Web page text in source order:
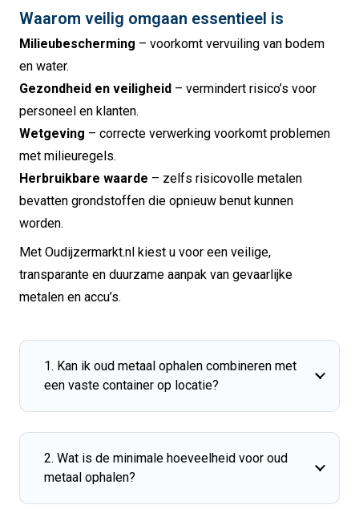
Waarom veilig omgaan essentieel is
Milieubescherming – voorkomt vervuiling van bodem
en water.
Gezondheid en veiligheid – vermindert risico’s voor
personeel en klanten.
Wetgeving – correcte verwerking voorkomt problemen
met milieuregels.
Herbruikbare waarde – zelfs risicovolle metalen
bevatten grondstoffen die opnieuw benut kunnen
worden.
Met Oudijzermarkt.nl kiest u voor een veilige,
transparante en duurzame aanpak van gevaarlijke
metalen en accu’s.
1. Kan ik oud metaal ophalen combineren met
een vaste container op locatie?
2. Wat is de minimale hoeveelheid voor oud
metaal ophalen?